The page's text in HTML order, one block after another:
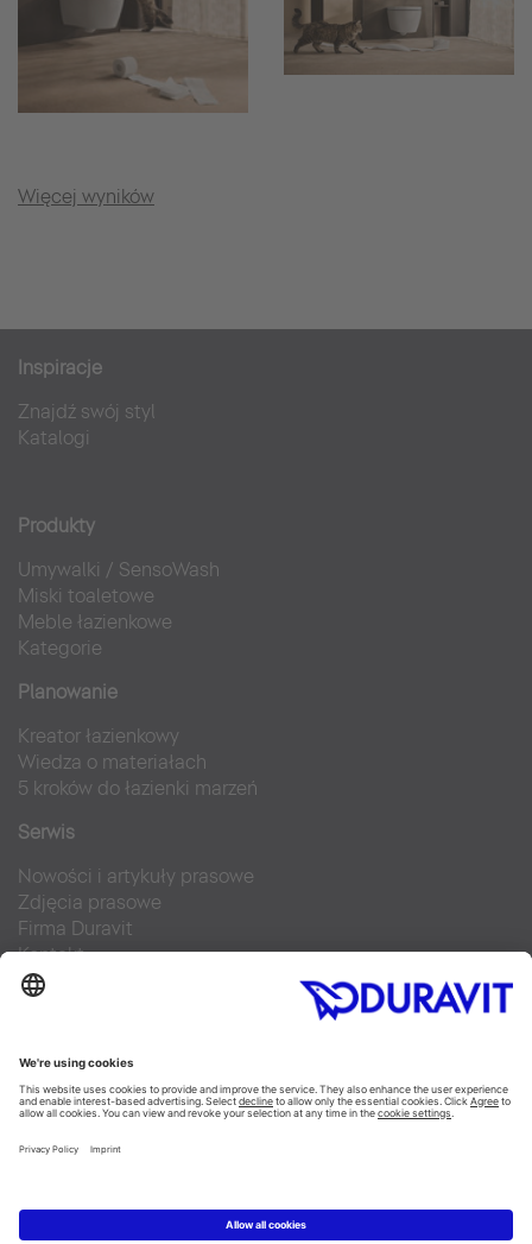
Więcej wyników
Inspiracje
Znajdź swój styl
Katalogi
Produkty
Umywalki / SensoWash
Miski toaletowe
Meble łazienkowe
Kategorie
Planowanie
Kreator łazienkowy
Wiedza o materiałach
5 kroków do łazienki marzeń
Serwis
Nowości i artykuły prasowe
Zdjęcia prasowe
Firma Duravit
Kontakt
Najczęściej zadawane pytania
Facebook
Instagram
Pinterest
Blog
Flickr